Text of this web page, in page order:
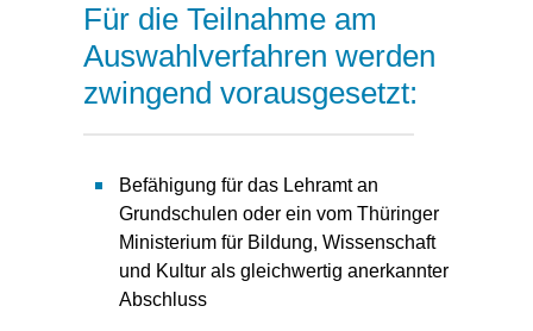
Für die Teilnahme am
Auswahlverfahren werden
zwingend vorausgesetzt:
Befähigung für das Lehramt an
Grundschulen oder ein vom Thüringer
Ministerium für Bildung, Wissenschaft
und Kultur als gleichwertig anerkannter
Abschluss